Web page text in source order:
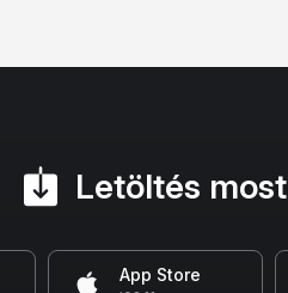
Letöltés most
App Store